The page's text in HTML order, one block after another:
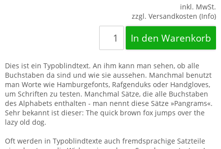
inkl. MwSt.
zzgl. Versandkosten (Info)
Dies ist ein Typoblindtext. An ihm kann man sehen, ob alle
Buchstaben da sind und wie sie aussehen. Manchmal benutzt
man Worte wie Hamburgefonts, Rafgenduks oder Handgloves,
um Schriften zu testen. Manchmal Sätze, die alle Buchstaben
des Alphabets enthalten - man nennt diese Sätze »Pangrams«.
Sehr bekannt ist dieser: The quick brown fox jumps over the
lazy old dog.
Oft werden in Typoblindtexte auch fremdsprachige Satzteile